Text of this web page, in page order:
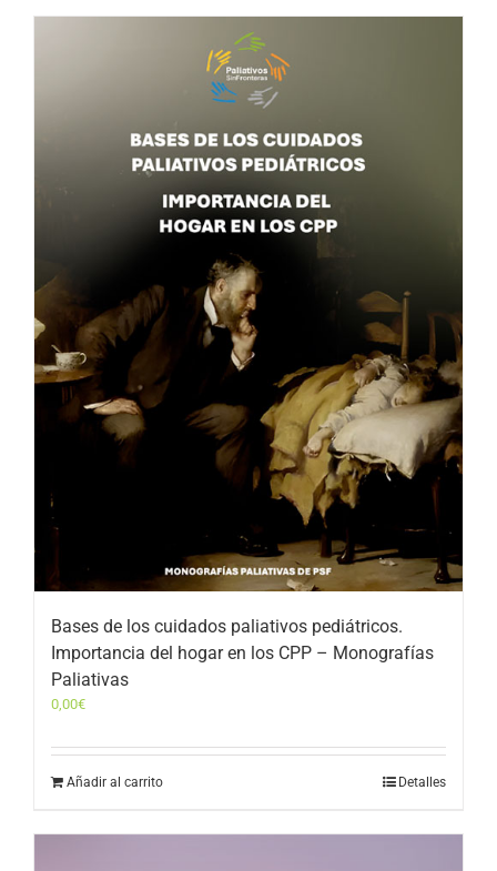
Bases de los cuidados paliativos pediátricos.
Importancia del hogar en los CPP – Monografías
Paliativas
0,00€
Añadir al carrito Detalles